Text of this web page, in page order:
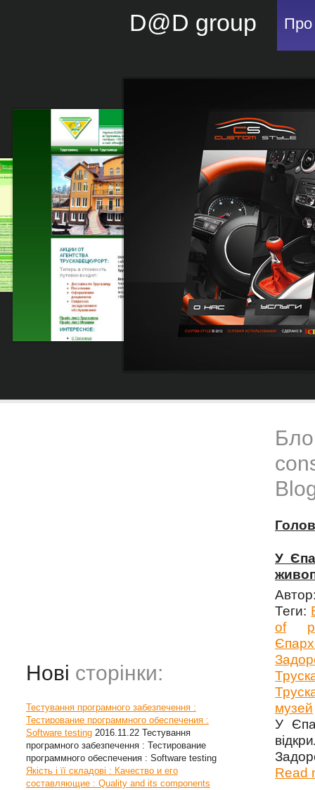
D@D group Про
Нові сторінки:
Тестування програмного забезпечення :
Тестирование программного обеспечения :
Software testing 2016.11.22 Тестування
програмного забезпечення : Тестирование
программного обеспечения : Software testing
Якість і її складові : Качество и его
составляющие : Quality and its components
У
Теги:
of
музей
У
Read